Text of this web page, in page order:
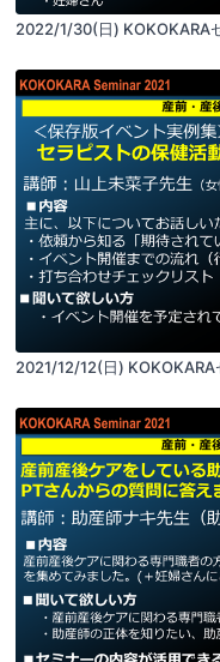
2022/1/30(日) KOKOKARA
2021/12/12(日) KOKOKARA